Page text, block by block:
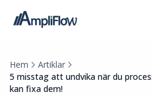
Hem
Artiklar
5 misstag att undvika när du
kan fixa dem!